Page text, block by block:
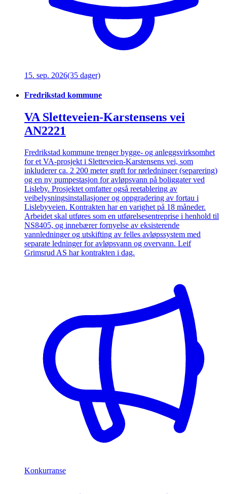
15. sep. 2026(35 dager)
Fredrikstad kommune
VA Sletteveien-Karstensens vei
AN2221
Fredrikstad kommune trenger bygge- og anleggsvirksomhet
for et VA-prosjekt i Sletteveien-Karstensens vei, som
inkluderer ca. 2 200 meter grøft for rørledninger (separering)
og en ny pumpestasjon for avløpsvann på boliggater ved
Lisleby. Prosjektet omfatter også reetablering av
veibelysningsinstallasjoner og oppgradering av fortau i
Lislebyveien. Kontrakten har en varighet på 18 måneder.
Arbeidet skal utføres som en utførelsesentreprise i henhold til
NS8405, og innebærer fornyelse av eksisterende
vannledninger og utskifting av felles avløpssystem med
separate ledninger for avløpsvann og overvann. Leif
Grimsrud AS har kontrakten i dag.
Konkurranse